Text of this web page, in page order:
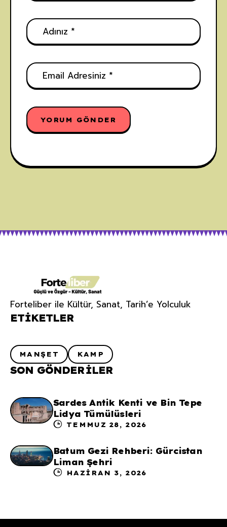
Forteliber ile Kültür, Sanat, Tarih’e Yolculuk
ETIKETLER
MANŞET KAMP
SON GÖNDERILER
Sardes Antik Kenti ve Bin Tepe
Lidya Tümülüsleri
TEMMUZ 28, 2026
Batum Gezi Rehberi: Gürcistan
Liman Şehri
HAZIRAN 3, 2026